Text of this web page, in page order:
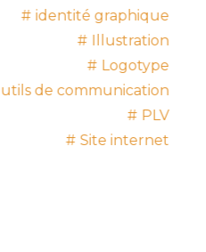
identité graphique
Illustration
Logotype
de communication
PLV
Site internet